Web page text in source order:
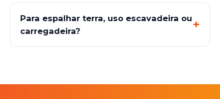
Para espalhar terra, uso escavadeira ou
carregadeira?